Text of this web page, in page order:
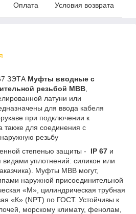
Оплата Условия возврата
ЗЭТА Муфты вводные с
резьбой МВВ
латуни или
для ввода кабеля
при подключении к
также для соединения с
резьбу
степенью защиты - IP 67 и
видами уплотнений: силикон или
Муфты МВВ могут,
наружной присоединительной
«М», цилиндрическая трубная
«К» (NPT) по ГОСТ. Устойчивы к
морскому климату, фенолам,